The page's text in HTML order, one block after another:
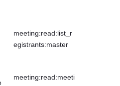
meeting:read:list_r
egistrants:master
meeting:read:meeti